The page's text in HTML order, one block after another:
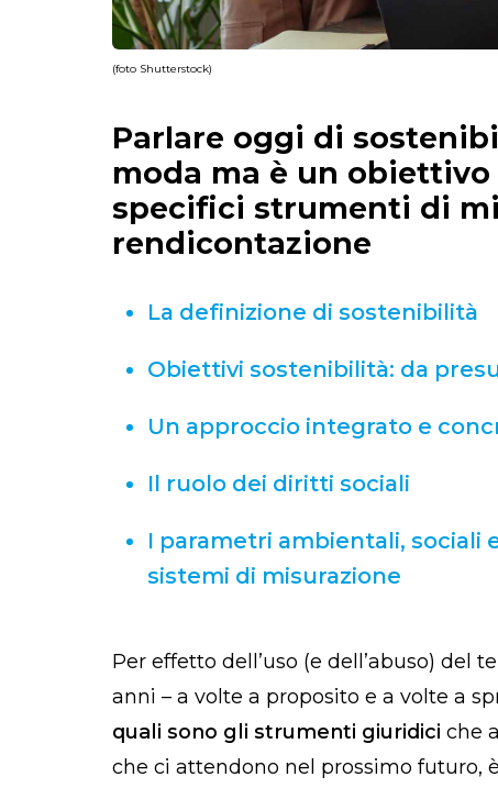
(foto Shutterstock)
Parlare oggi di
moda ma è un
specifici strumenti di
rendicontazione
La definizione di sostenibilità
Obiettivi sostenibilità: da
Un approccio integrato e
Il ruolo dei diritti sociali
I parametri ambientali, sociali
sistemi di misurazione
Per effetto dell’uso (e dell’abuso) del
anni – a volte a proposito e a volte a
quali sono gli strumenti giuridici che
che ci attendono nel prossimo futuro,